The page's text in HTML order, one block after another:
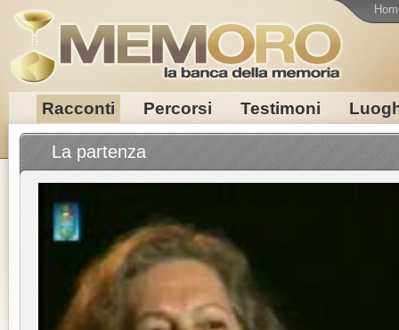
Racconti Percorsi Testimoni
La partenza